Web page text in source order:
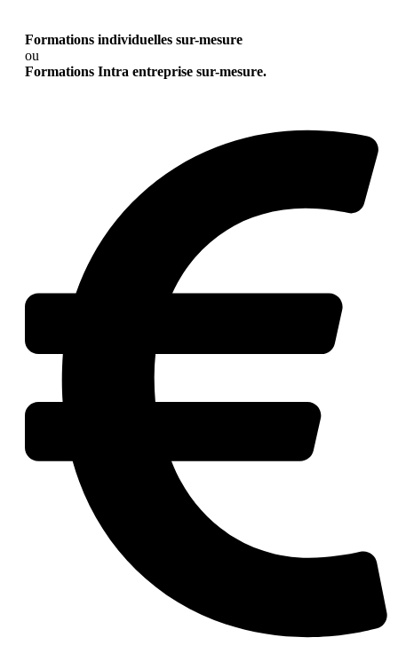
Formations individuelles sur-mesure
ou
Formations Intra entreprise sur-mesure.